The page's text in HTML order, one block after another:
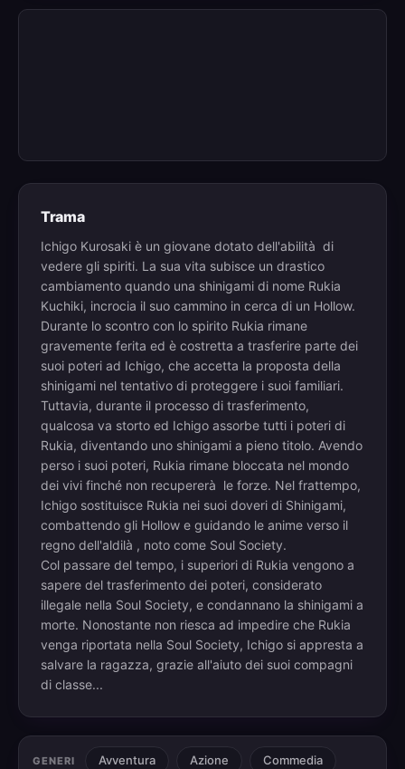
Trama
Ichigo Kurosaki è un giovane dotato dell'abilità di
vedere gli spiriti. La sua vita subisce un drastico
cambiamento quando una shinigami di nome Rukia
Kuchiki, incrocia il suo cammino in cerca di un Hollow.
Durante lo scontro con lo spirito Rukia rimane
gravemente ferita ed è costretta a trasferire parte dei
suoi poteri ad Ichigo, che accetta la proposta della
shinigami nel tentativo di proteggere i suoi familiari.
Tuttavia, durante il processo di trasferimento,
qualcosa va storto ed Ichigo assorbe tutti i poteri di
Rukia, diventando uno shinigami a pieno titolo. Avendo
perso i suoi poteri, Rukia rimane bloccata nel mondo
dei vivi finché non recupererà le forze. Nel frattempo,
Ichigo sostituisce Rukia nei suoi doveri di Shinigami,
combattendo gli Hollow e guidando le anime verso il
regno dell'aldilà , noto come Soul Society.
Col passare del tempo, i superiori di Rukia vengono a
sapere del trasferimento dei poteri, considerato
illegale nella Soul Society, e condannano la shinigami a
morte. Nonostante non riesca ad impedire che Rukia
venga riportata nella Soul Society, Ichigo si appresta a
salvare la ragazza, grazie all'aiuto dei suoi compagni
di classe...
GENERI Avventura Azione
Commedia